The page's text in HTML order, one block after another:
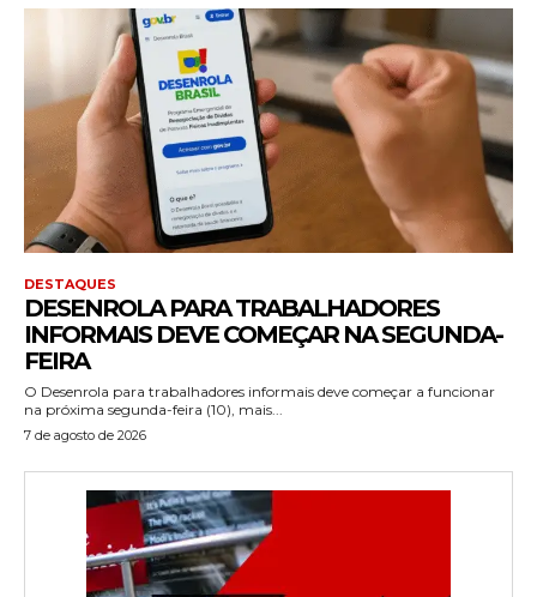
DESTAQUES
DESENROLA PARA TRABALHADORES
INFORMAIS DEVE COMEÇAR NA SEGUNDA-
FEIRA
O Desenrola para trabalhadores informais deve começar a funcionar
na próxima segunda-feira (10), mais...
7 de agosto de 2026